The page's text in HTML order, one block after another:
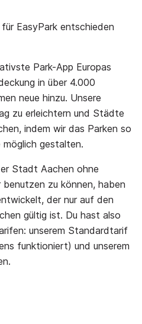
EasyPark entschieden
Park-App Europas
in über 4.000
neue hinzu. Unsere
zu erleichtern und Städte
indem wir das Parken so
gestalten.
Stadt Aachen ohne
zu können, haben
der nur auf den
gültig ist. Du hast also
unserem Standardtarif
funktioniert) und unserem